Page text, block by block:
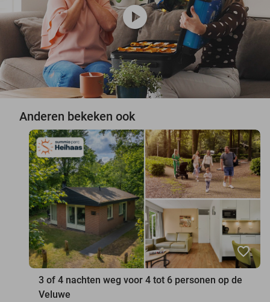
play_circle
Anderen bekeken ook
favorite_border
3 of 4 nachten weg voor 4 tot 6 personen op de
Veluwe